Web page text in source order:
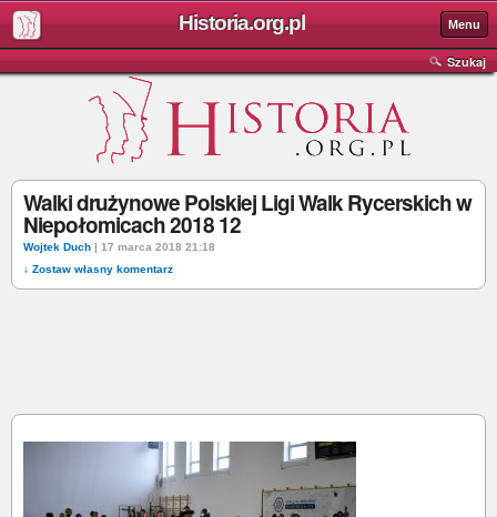
Historia.org.pl Menu
Szukaj
Walki drużynowe Polskiej Ligi Walk Rycerskich w
Niepołomicach 2018 12
Wojtek Duch | 17 marca 2018 21:18
↓ Zostaw własny komentarz